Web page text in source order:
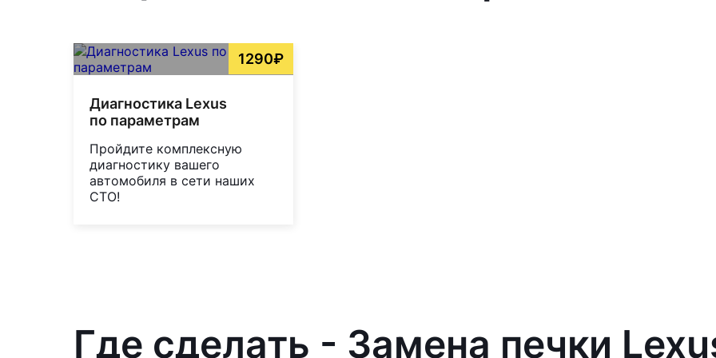
1290₽
Диагностика Lexus
по параметрам
Пройдите комплексную
диагностику вашего
автомобиля в сети наших
СТО!
Где сделать - Замена печки